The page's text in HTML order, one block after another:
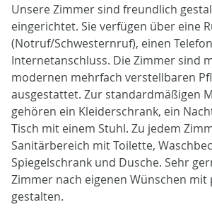
Unsere Zimmer sind freundlich
eingerichtet. Sie verfügen über eine
(Notruf/Schwesternruf), einen
Internetanschluss. Die Zimmer sind
modernen mehrfach verstellbaren
ausgestattet. Zur standardmäßigen
gehören ein Kleiderschrank, ein
Tisch mit einem Stuhl. Zu jedem
Sanitärbereich mit Toilette,
Spiegelschrank und Dusche. Sehr
Zimmer nach eigenen Wünschen
gestalten.